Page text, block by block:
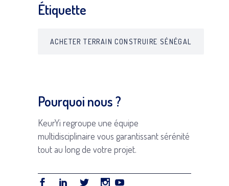
Étiquette
ACHETER TERRAIN CONSTRUIRE SÉNÉGAL
Pourquoi nous ?
KeurYi regroupe une équipe
multidisciplinaire vous garantissant sérénité
tout au long de votre projet.